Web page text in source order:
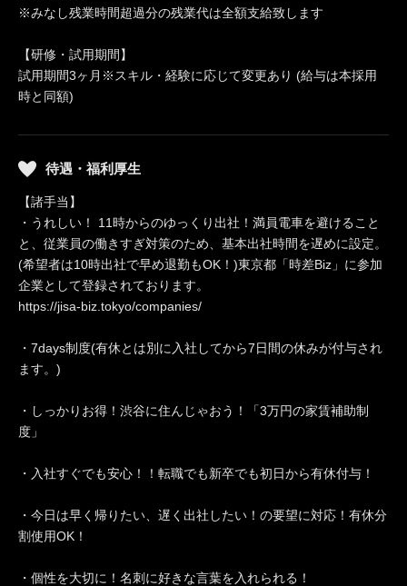
※みなし残業時間超過分の残業代は全額支給致します
【研修・試用期間】
試用期間3ヶ月※スキル・経験に応じて変更あり (給与は本採用
時と同額)
待遇・福利厚生
【諸手当】
・うれしい！ 11時からのゆっくり出社！満員電車を避けること
と、従業員の働きすぎ対策のため、基本出社時間を遅めに設定。
(希望者は10時出社で早め退勤もOK！)東京都「時差Biz」に参加
企業として登録されております。
https://jisa-biz.tokyo/companies/
・7days制度(有休とは別に入社してから7日間の休みが付与され
ます。)
・しっかりお得！渋谷に住んじゃおう！「3万円の家賃補助制
度」
・入社すぐでも安心！！転職でも新卒でも初日から有休付与！
・今日は早く帰りたい、遅く出社したい！の要望に対応！有休分
割使用OK！
・個性を大切に！名刺に好きな言葉を入れられる！